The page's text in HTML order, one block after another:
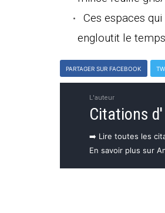
Ces espaces
engloutit le
PARTAGER SUR FACEBOOK
L'auteur
Citations
➡️ Lire toutes les
En savoir plus sur